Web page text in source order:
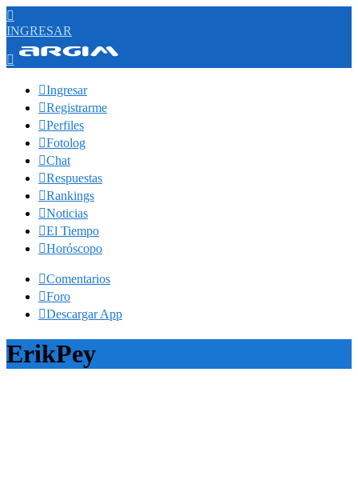

INGRESAR

Ingresar
Registrarme
Perfiles
Fotolog
Chat
Respuestas
Rankings
Noticias
El Tiempo
Horóscopo
Comentarios
Foro
Descargar App
ErikPey